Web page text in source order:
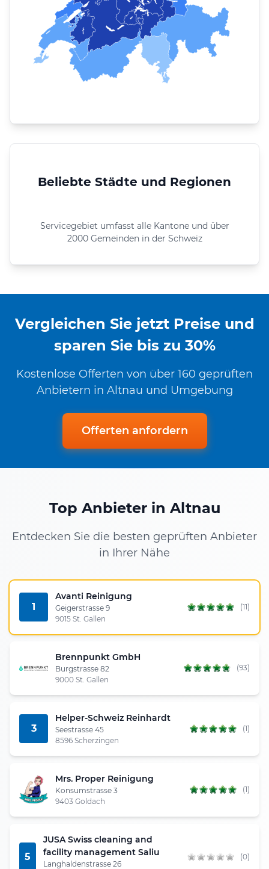
Beliebte Städte und Regionen
Servicegebiet umfasst alle Kantone und über
2000 Gemeinden in der Schweiz
Vergleichen Sie jetzt Preise und
sparen Sie bis zu 30%
Kostenlose Offerten von über 160 geprüften
Anbietern in Altnau und Umgebung
Offerten anfordern
Top Anbieter in Altnau
Entdecken Sie die besten geprüften Anbieter
in Ihrer Nähe
1
Avanti Reinigung
Geigerstrasse 9
9015 St. Gallen
(11)
Brennpunkt GmbH
Burgstrasse 82
9000 St. Gallen
(93)
3
Helper-Schweiz Reinhardt
Seestrasse 45
8596 Scherzingen
(1)
Mrs. Proper Reinigung
Konsumstrasse 3
9403 Goldach
(1)
5
JUSA Swiss cleaning and
facility management Saliu
Langhaldenstrasse 26
(0)